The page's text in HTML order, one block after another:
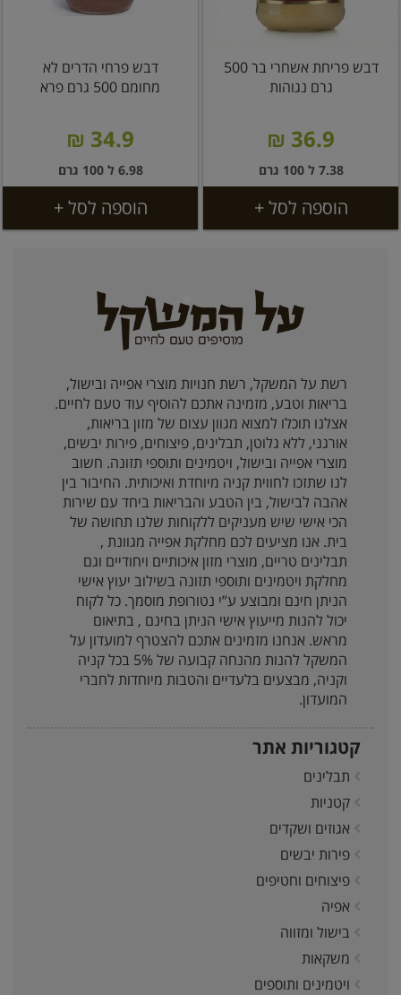
דבש פריחת אשחרי בר 500
גרם נגוהות
36.9 ₪
7.38 ל 100 גרם
הוספה לסל +
דבש פרחי הדרים לא
מחומם 500 גרם פרא
34.9 ₪
6.98 ל 100 גרם
הוספה לסל +
רשת על המשקל, רשת חנויות מוצרי אפייה ובישול,
בריאות וטבע, מזמינה אתכם להוסיף עוד טעם לחיים.
אצלנו תוכלו למצוא מגוון עצום של מזון בריאות,
אורגני, ללא גלוטן, תבלינים, פיצוחים, פירות יבשים,
מוצרי אפייה ובישול, ויטמינים ותוספי תזונה. חשוב
לנו שתזכו לחווית קניה מיוחדת ואיכותית. החיבור בין
אהבה לבישול, בין הטבע והבריאות ביחד עם שירות
הכי אישי שיש מעניקים ללקוחות שלנו תחושה של
בית. אנו מציעים לכם מחלקת אפייה מגוונת ,
תבלינים טריים, מוצרי מזון איכותיים ויחודיים וגם
מחלקת ויטמינים ותוספי תזונה בשילוב יעוץ אישי
הניתן חינם ומבוצע ע”י נטורופת מוסמך. כל לקוח
יכול להנות מייעוץ אישי הניתן בחינם , בתיאום
מראש. אנחנו מזמינים אתכם להצטרף למועדון על
המשקל להנות מהנחה קבועה של 5% בכל קניה
וקניה, מבצעים בלעדיים והטבות מיוחדות לחברי
המועדון.
קטגוריות אתר
תבלינים
קטניות
אגוזים ושקדים
פירות יבשים
פיצוחים וחטיפים
אפיה
בישול ומזווה
משקאות
ויטמינים ותוספים